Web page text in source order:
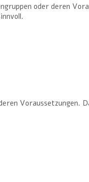
oder deren